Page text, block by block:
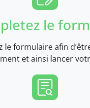
le
le formulaire afin
et ainsi lancer